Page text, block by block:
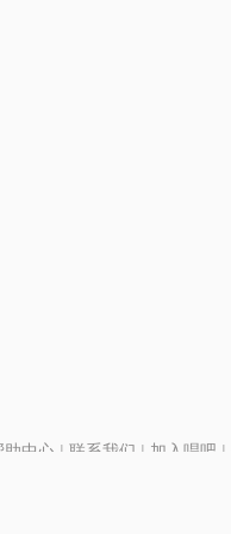
助中心 | 联系我们 | 加入唱吧 |